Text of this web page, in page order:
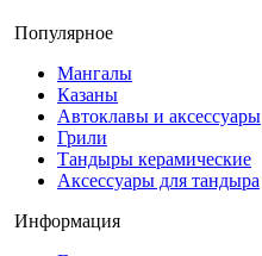
Популярное
Мангалы
Казаны
Автоклавы и аксессуары
Грили
Тандыры керамические
Аксессуары для тандыра
Информация